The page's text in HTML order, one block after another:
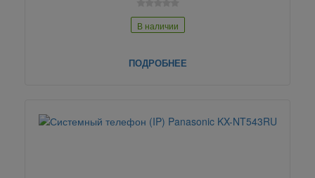
В наличии
ПОДРОБНЕЕ